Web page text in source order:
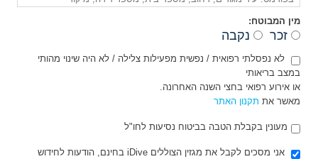
מין המבוטח:
זכר נקבה
לא נפסלתי רפואית / נפשית מפעילות צלילה / לא היה שינוי מהותי
במצב בריאותי
או אירוע רפואי בחצי השנה האחרונה.
מאשר את תקנון האתר
מעונין בקבלת הטבה בביטוח נסיעות לחו"ל
אני מסכים לקבל את מגזין הצוללים iDive בחינם, הודעות לחידוש